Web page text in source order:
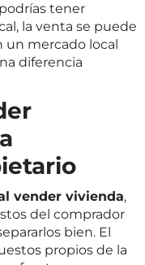
tener
la venta se puede
un mercado local
diferencia
vender vivienda,
del comprador
bien. El
propios de la